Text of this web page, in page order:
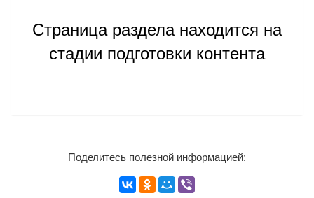
Страница раздела находится на
стадии подготовки контента
Поделитесь полезной информацией: